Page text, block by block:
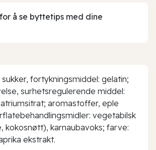
å se byttetips med dine
fortykningsmiddel: gelatin;
surhetsregulerende middel:
aromastoffer, eple
vegetabilsk
kokosnøtt), karnaubavoks; farve:
ekstrakt.